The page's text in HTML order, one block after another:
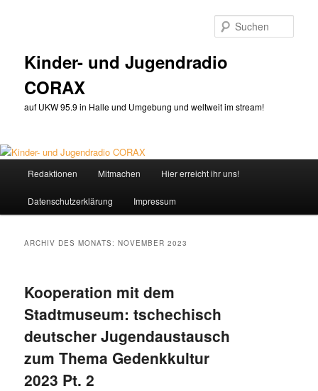
Kinder- und Jugendradio
CORAX
auf UKW 95.9 in Halle und Umgebung und weltweit im stream!
Redaktionen Mitmachen Hier erreicht ihr uns!
Datenschutzerklärung Impressum
ARCHIV DES MONATS:NOVEMBER 2023
Kooperation mit dem
Stadtmuseum: tschechisch
deutscher Jugendaustausch
zum Thema Gedenkkultur
2023 Pt. 2